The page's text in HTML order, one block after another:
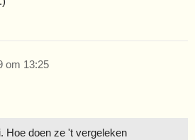
om 13:25
Hoe doen ze 't vergeleken